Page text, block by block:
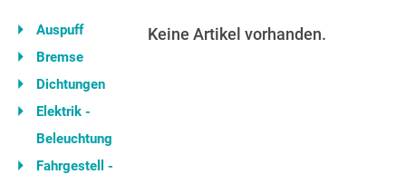
Auspuff
Bremse
Dichtungen
Elektrik -
Beleuchtung
Fahrgestell -
Keine Artikel vorhanden.